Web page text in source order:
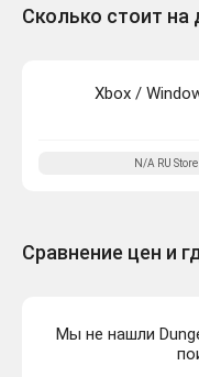
Сколько стоит на
Xbox /
N/A RU Store
Сравнение цен и
Мы не нашли